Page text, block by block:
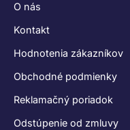
O nás
Kontakt
Hodnotenia zákazníkov
Obchodné podmienky
Reklamačný poriadok
Odstúpenie od zmluvy